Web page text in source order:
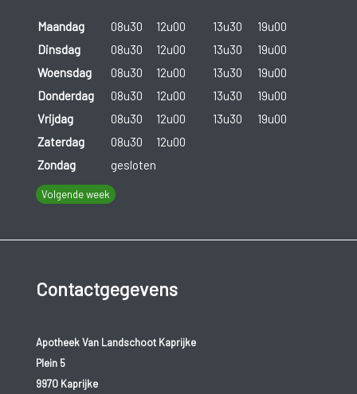
Maandag 08u30 12u00 13u30
19u00
Dinsdag
08u30 12u00 13u30
19u00
Woensdag
08u30 12u00 13u30
19u00
Donderdag
08u30 12u00 13u30
19u00
Vrijdag
08u30 12u00 13u30
19u00
Zaterdag
08u30
12u00
Zondag
gesloten
Volgende week
Contactgegevens
Apotheek Van Landschoot Kaprijke
Plein 5
9970 Kaprijke